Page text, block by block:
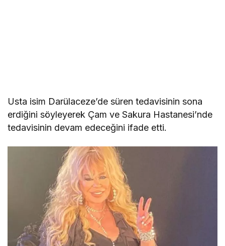
Usta isim Darülaceze’de süren tedavisinin sona
erdiğini söyleyerek Çam ve Sakura Hastanesi’nde
tedavisinin devam edeceğini ifade etti.